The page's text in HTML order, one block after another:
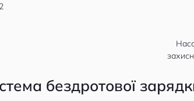
бездротової